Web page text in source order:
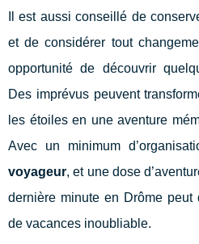
Il est aussi conseillé de
et de considérer tout
opportunité de découvrir
Des imprévus peuvent
les étoiles en une aventure
Avec un minimum
voyageur, et une dose
dernière minute en Drôme peut
de vacances inoubliable.